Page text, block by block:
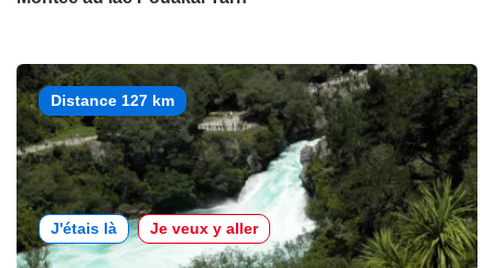
Distance 127 km
J'étais là Je veux y aller